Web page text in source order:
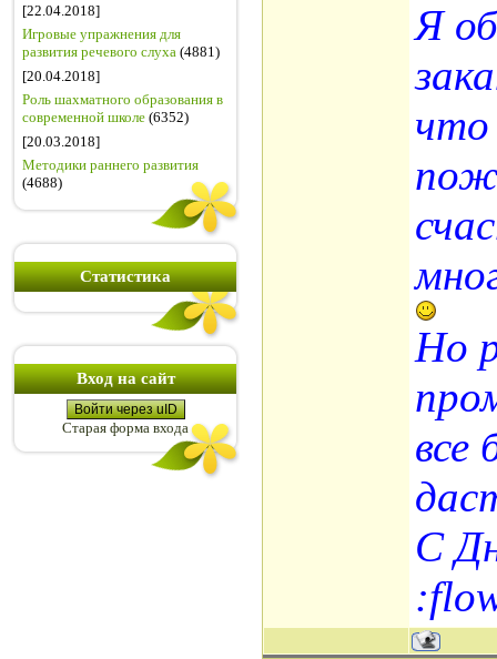
[22.04.2018]
Игровые упражнения для
развития речевого слуха (4881)
[20.04.2018]
Роль шахматного образования в
современной школе (6352)
[20.03.2018]
Методики раннего развития
(4688)
Статистика
Вход на сайт
Войти через uID
Старая форма входа
Я
Но
все
С